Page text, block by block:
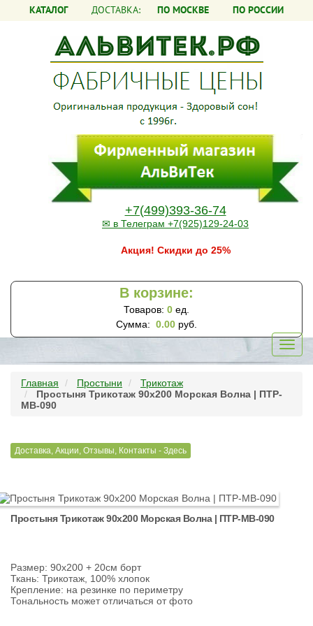
КАТАЛОГ ДОСТАВКА: ПО МОСКВЕ ПО РОССИИ
+7(499)393-36-74
✉ в Телеграм +7(925)129-24-03
Акция! Скидки до 25%
В корзине:
Товаров: 0 ед.
Сумма: 0.00 руб.
Главная Простыни
Трикотаж
Простыня Трикотаж 90х200 Морская Волна | ПТР-
МВ-090
Доставка, Акции, Отзывы, Контакты - Здесь
Простыня Трикотаж 90х200 Морская Волна | ПТР-МВ-090
Размер: 90х200 + 20см борт
Ткань: Трикотаж, 100% хлопок
Крепление: на резинке по периметру
Тональность может отличаться от фото